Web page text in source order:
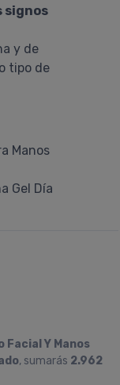
signos
y de
tipo de
Manos
Gel Día
Facial Y Manos
, sumarás 2.962